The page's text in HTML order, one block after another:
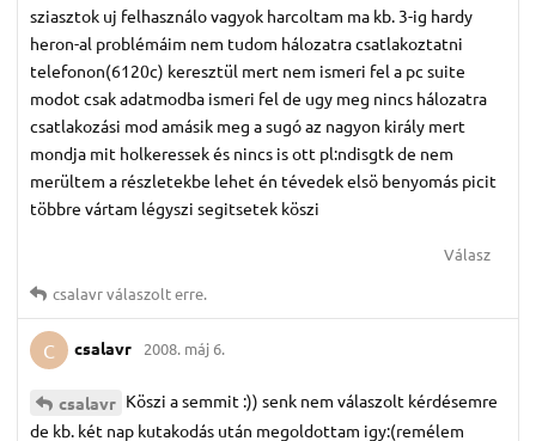
sziasztok uj felhasználo vagyok harcoltam ma kb. 3-ig hardy
heron-al problémáim nem tudom hálozatra csatlakoztatni
telefonon(6120c) keresztül mert nem ismeri fel a pc suite
modot csak adatmodba ismeri fel de ugy meg nincs hálozatra
csatlakozási mod amásik meg a sugó az nagyon király mert
mondja mit holkeressek és nincs is ott pl:ndisgtk de nem
merültem a részletekbe lehet én tévedek elsö benyomás picit
többre vártam légyszi segitsetek köszi
Válasz
csalavrválaszolt erre.
C csalavr 2008. máj 6.
csalavr Köszi a semmit :)) senk nem válaszolt kérdésemre
de kb. két nap kutakodás után megoldottam igy:(remélem